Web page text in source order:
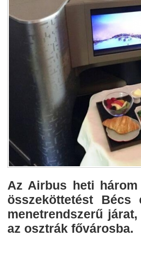
Az Airbus heti
összeköttetést
menetrendszerű
az osztrák fővárosba.